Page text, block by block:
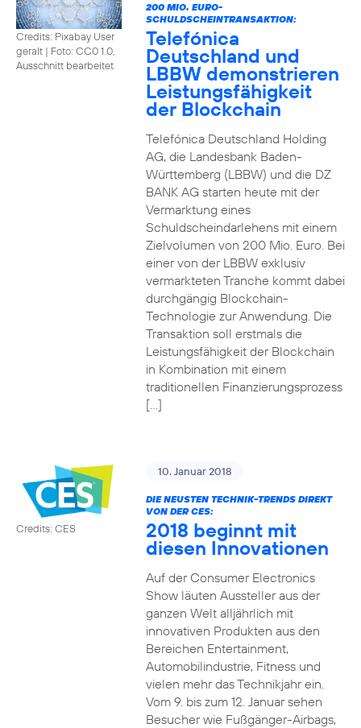
Credits: Pixabay User
geralt | Foto: CC0 1.0,
Ausschnitt bearbeitet
200 MIO. EURO-
SCHULDSCHEINTRANSAKTION:
Telefónica
Deutschland und
LBBW demonstrieren
Leistungsfähigkeit
der Blockchain
Telefónica Deutschland Holding
AG, die Landesbank Baden-
Württemberg (LBBW) und die DZ
BANK AG starten heute mit der
Vermarktung eines
Schuldscheindarlehens mit einem
Zielvolumen von 200 Mio. Euro. Bei
einer von der LBBW exklusiv
vermarkteten Tranche kommt dabei
durchgängig Blockchain-
Technologie zur Anwendung. Die
Transaktion soll erstmals die
Leistungsfähigkeit der Blockchain
in Kombination mit einem
traditionellen Finanzierungsprozess
[…]
Credits: CES
10. Januar 2018
DIE NEUSTEN TECHNIK-TRENDS DIREKT
VON DER CES:
2018 beginnt mit
diesen Innovationen
Auf der Consumer Electronics
Show läuten Aussteller aus der
ganzen Welt alljährlich mit
innovativen Produkten aus den
Bereichen Entertainment,
Automobilindustrie, Fitness und
vielen mehr das Technikjahr ein.
Vom 9. bis zum 12. Januar sehen
Besucher wie Fußgänger-Airbags,